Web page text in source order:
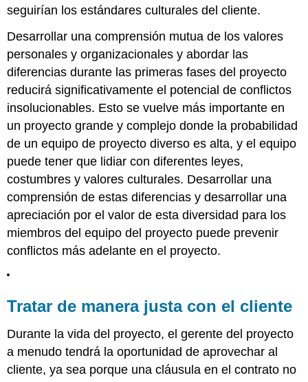
seguirían los estándares culturales del cliente.
Desarrollar una comprensión mutua de los valores
personales y organizacionales y abordar las
diferencias durante las primeras fases del proyecto
reducirá significativamente el potencial de conflictos
insolucionables. Esto se vuelve más importante en
un proyecto grande y complejo donde la probabilidad
de un equipo de proyecto diverso es alta, y el equipo
puede tener que lidiar con diferentes leyes,
costumbres y valores culturales. Desarrollar una
comprensión de estas diferencias y desarrollar una
apreciación por el valor de esta diversidad para los
miembros del equipo del proyecto puede prevenir
conflictos más adelante en el proyecto.
Tratar de manera justa con el cliente
Durante la vida del proyecto, el gerente del proyecto
a menudo tendrá la oportunidad de aprovechar al
cliente, ya sea porque una cláusula en el contrato no